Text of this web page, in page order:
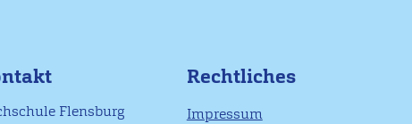
Flensburg
Rechtliches
Impressum